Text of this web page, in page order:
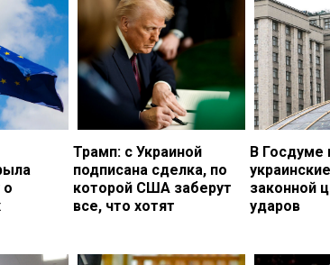
о
Трамп: с Украиной
подписана сделка, по
которой США заберут
все, что хотят
В Госдуме
законной
ударов